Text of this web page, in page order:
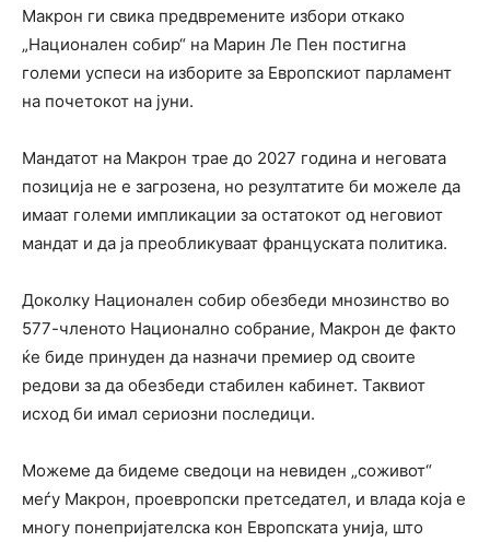
Макрон ги свика предвремените избори откако
„Национален собир“ на Марин Ле Пен постигна
големи успеси на изборите за Европскиот парламент
на почетокот на јуни.
Мандатот на Макрон трае до 2027 година и неговата
позиција не е загрозена, но резултатите би можеле да
имаат големи импликации за остатокот од неговиот
мандат и да ја преобликуваат француската политика.
Доколку Национален собир обезбеди мнозинство во
577-членото Национално собрание, Макрон де факто
ќе биде принуден да назначи премиер од своите
редови за да обезбеди стабилен кабинет. Таквиот
исход би имал сериозни последици.
Можеме да бидеме сведоци на невиден „соживот“
меѓу Макрон, проевропски претседател, и влада која е
многу понепријателска кон Европската унија, што